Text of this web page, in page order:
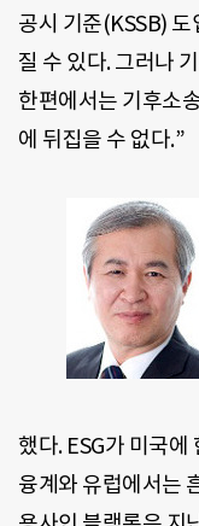
공시 기준(KSSB)
질 수 있다. 그러나
한편에서는 기후소
에 뒤집을 수 없다.”
했다. ESG가 미국
융계와 유럽에서는